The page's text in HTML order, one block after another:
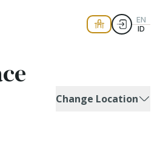
EN
ID
Change Location